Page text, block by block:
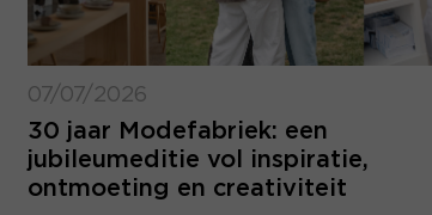
07/07/2026
30 jaar Modefabriek: een
jubileumeditie vol inspiratie,
ontmoeting en creativiteit